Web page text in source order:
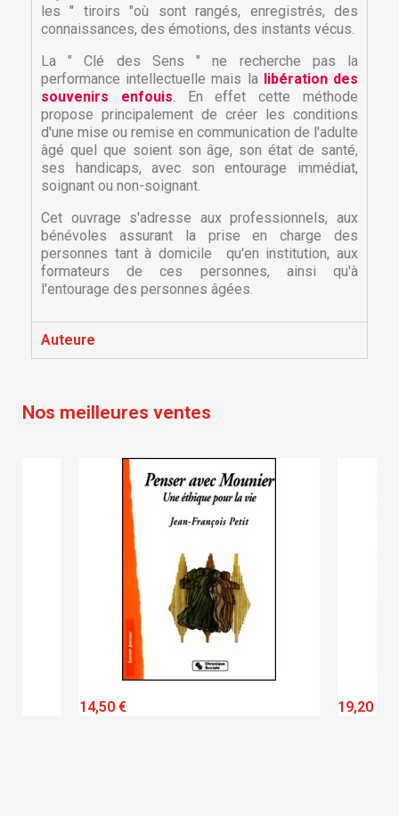
Ajouter à ma liste d'envies
add_circle_outline Créer une nouvelle liste
Créer une liste d'envies ×
Nom de la liste d'envies
Connexion ×
Vous devez être connecté pour ajouter des produits
les " tiroirs "où sont rangés, enregistrés, des
connaissances, des émotions, des instants vécus.
La " Clé des Sens " ne recherche pas la
performance intellectuelle mais la libération des
souvenirs enfouis. En effet cette méthode
propose principalement de créer les conditions
d'une mise ou remise en communication de l'adulte
âgé quel que soient son âge, son état de santé,
ses handicaps, avec son entourage immédiat,
soignant ou non-soignant.
Cet ouvrage s'adresse aux professionnels, aux
bénévoles assurant la prise en charge des
personnes tant à domicile qu'en institution, aux
formateurs de ces personnes, ainsi qu'à
l'entourage des personnes âgées.
Auteure
Nos meilleures ventes
14,50 € 19,20 €